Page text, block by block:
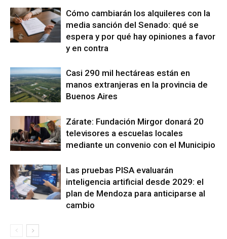
Cómo cambiarán los alquileres con la
media sanción del Senado: qué se
espera y por qué hay opiniones a favor
y en contra
Casi 290 mil hectáreas están en
manos extranjeras en la provincia de
Buenos Aires
Zárate: Fundación Mirgor donará 20
televisores a escuelas locales
mediante un convenio con el Municipio
Las pruebas PISA evaluarán
inteligencia artificial desde 2029: el
plan de Mendoza para anticiparse al
cambio